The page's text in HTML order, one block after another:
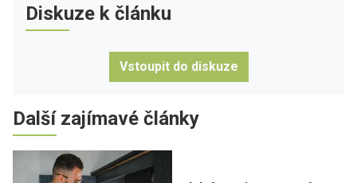
Diskuze k článku
Vstoupit do diskuze
Další zajímavé články